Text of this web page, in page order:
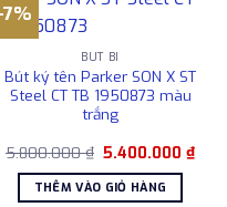
₫.
7%
BÚT BI
Bút ký tên Parker SON X ST
Steel CT TB 1950873 màu
trắng
5.800.000₫ Giá
là:
5.800.000 ₫.
5.400.000₫Giá
hiện
THÊM VÀO GIỎ HÀNG